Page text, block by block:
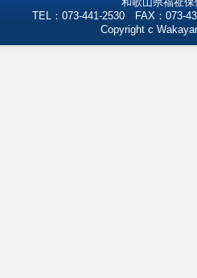
TEL：073-441-2530 FAX：073-
Copyright c